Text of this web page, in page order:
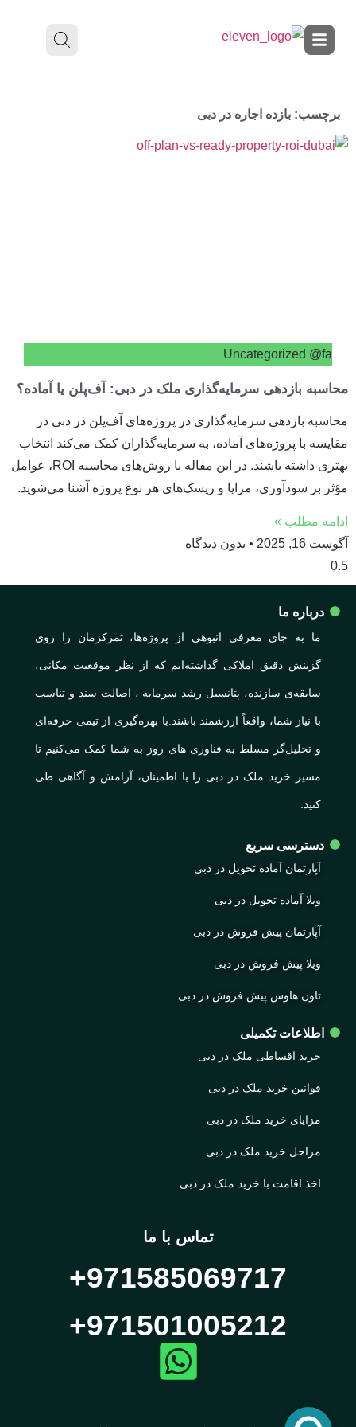
برچسب: بازده اجاره در دبی
Uncategorized @fa
محاسبه بازدهی سرمایه‌گذاری ملک در دبی: آف‌پلن یا آماده؟
محاسبه بازدهی سرمایه‌گذاری در پروژه‌های آف‌پلن در دبی در
مقایسه با پروژه‌های آماده، به سرمایه‌گذاران کمک می‌کند انتخاب
بهتری داشته باشند. در این مقاله با روش‌های محاسبه ROI، عوامل
مؤثر بر سودآوری، مزایا و ریسک‌های هر نوع پروژه آشنا می‌شوید.
ادامه مطلب »
آگوست 16, 2025
بدون دیدگاه
درباره ما
ما به جای معرفی انبوهی از پروژه‌ها، تمرکزمان را روی
گزینش دقیق املاکی گذاشته‌ایم که از نظر موقعیت مکانی،
سابقه‌ی سازنده، پتانسیل رشد سرمایه ، اصالت سند و تناسب
با نیاز شما، واقعاً ارزشمند باشند.با بهره‌گیری از تیمی حرفه‌ای
و تحلیل‌گر مسلط به فناوری های روز به شما کمک می‌کنیم تا
مسیر خرید ملک در دبی را با اطمینان، آرامش و آگاهی طی
کنید.
دسترسی سریع
آپارتمان آماده تحویل در دبی
ویلا آماده تحویل در دبی
آپارتمان پیش فروش در دبی
ویلا پیش فروش در دبی
تاون هاوس پیش فروش در دبی
اطلاعات تکمیلی
خرید اقساطی ملک در دبی
قوانین خرید ملک در دبی
مزایای خرید ملک در دبی
مراحل خرید ملک در دبی
اخذ اقامت با خرید ملک در دبی
تماس با ما
971585069717+
971501005212+